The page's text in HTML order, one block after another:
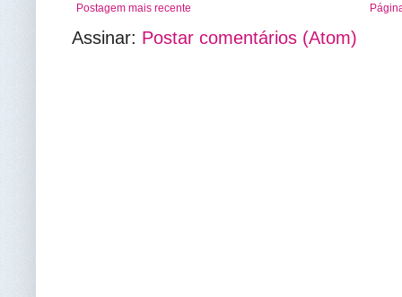
Postagem mais recente
Assinar: Postar comentários (Atom)